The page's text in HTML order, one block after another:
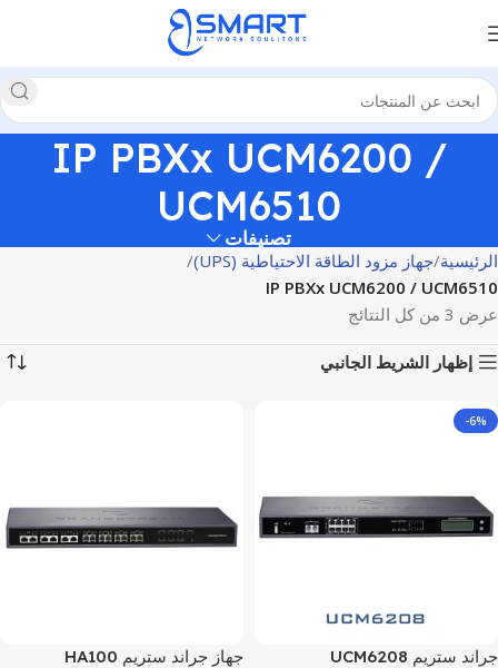
IP PBXx UCM6200 /
UCM6510
تصنيفات
الرئيسية جهاز مزود الطاقة الاحتياطية (UPS)
IP PBXx UCM6200 / UCM6510
عرض ⁦3⁩ من كل النتائج
إظهار الشريط الجانبي
-6%
جراند ستريم UCM6208
جهاز جراند ستريم HA100